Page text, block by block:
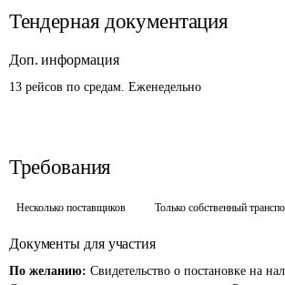
Тендерная документация
Доп. информация
13 рейсов по средам. Еженедельно
Требования
Несколько поставщиков Только собственный
Документы для участия
По желанию: Свидетельство о постановке на